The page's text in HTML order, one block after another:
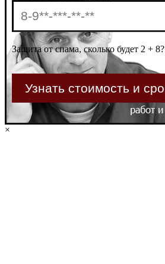
Защита от спама, сколько будет 2 + 8?
×